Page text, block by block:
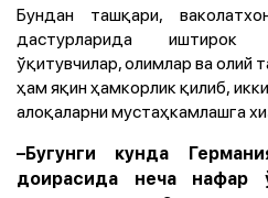
Бундан ташқари,
дастурларида иштирок
ўқитувчилар, олимлар ва олий
ҳам яқин ҳамкорлик қилиб,
алоқаларни мустаҳкамлашга
–Бугунги кунда
доирасида неча нафар